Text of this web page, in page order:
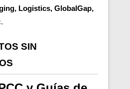
Logistics, GlobalGap,
SIN